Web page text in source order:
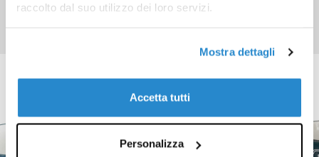
raccolto dal suo utilizzo dei loro servizi.
Mostra dettagli
Accetta tutti
Personalizza